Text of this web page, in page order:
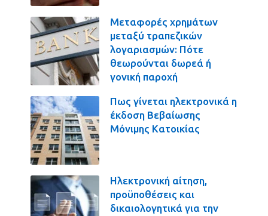
Μεταφορές χρημάτων
μεταξύ τραπεζικών
λογαριασμών: Πότε
θεωρούνται δωρεά ή
γονική παροχή
Πως γίνεται ηλεκτρονικά η
έκδοση Βεβαίωσης
Μόνιμης Κατοικίας
Ηλεκτρονική αίτηση,
προϋποθέσεις και
δικαιολογητικά για την